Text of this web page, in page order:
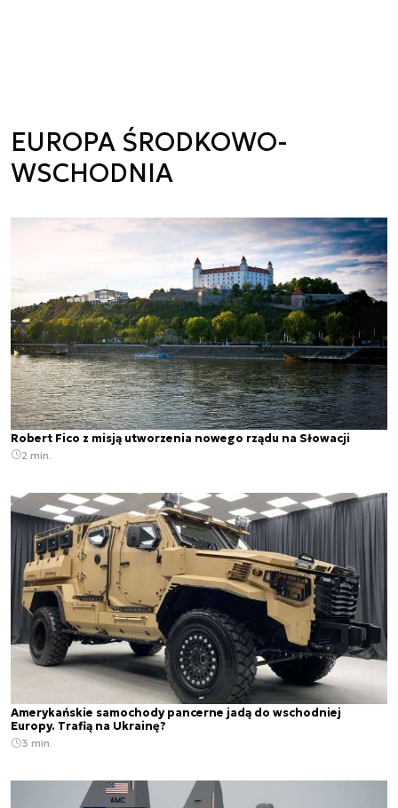
EUROPA ŚRODKOWO-
WSCHODNIA
Robert Fico z misją utworzenia nowego rządu na Słowacji
2 min.
Amerykańskie samochody pancerne jadą do wschodniej
Europy. Trafią na Ukrainę?
3 min.